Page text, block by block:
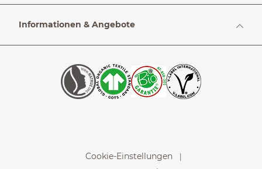
Informationen & Angebote
Cookie-Einstellungen